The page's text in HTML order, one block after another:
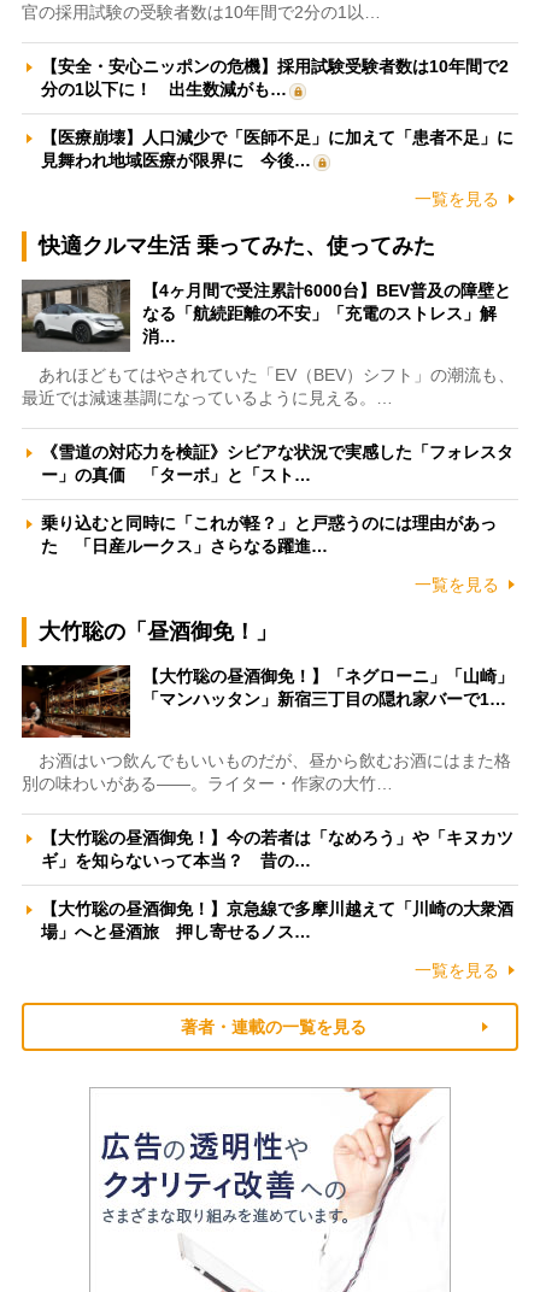
官の採用試験の受験者数は10年間で2分の1以…
【安全・安心ニッポンの危機】採用試験受験者数は10年間で2
分の1以下に！ 出生数減がも…
【医療崩壊】人口減少で「医師不足」に加えて「患者不足」に
見舞われ地域医療が限界に 今後…
一覧を見る
快適クルマ生活 乗ってみた、使ってみた
【4ヶ月間で受注累計6000台】BEV普及の障壁と
なる「航続距離の不安」「充電のストレス」解
消…
あれほどもてはやされていた「EV（BEV）シフト」の潮流も、
最近では減速基調になっているように見える。…
《雪道の対応力を検証》シビアな状況で実感した「フォレスタ
ー」の真価 「ターボ」と「スト…
乗り込むと同時に「これが軽？」と戸惑うのには理由があっ
た 「日産ルークス」さらなる躍進…
一覧を見る
大竹聡の「昼酒御免！」
【大竹聡の昼酒御免！】「ネグローニ」「山崎」
「マンハッタン」新宿三丁目の隠れ家バーで1…
お酒はいつ飲んでもいいものだが、昼から飲むお酒にはまた格
別の味わいがある――。ライター・作家の大竹…
【大竹聡の昼酒御免！】今の若者は「なめろう」や「キヌカツ
ギ」を知らないって本当？ 昔の…
【大竹聡の昼酒御免！】京急線で多摩川越えて「川崎の大衆酒
場」へと昼酒旅 押し寄せるノス…
一覧を見る
著者・連載の一覧を見る